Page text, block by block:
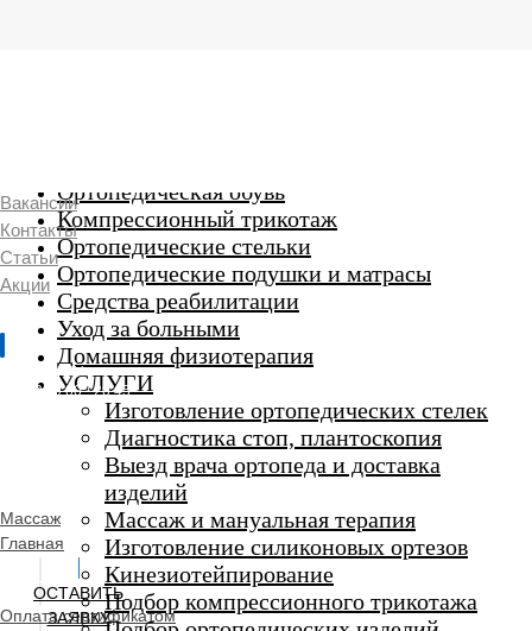
г. Люберцы
Пн-Вс 9:00 - 20:45
салон
Ортопедическая обувь
Компрессионный трикотаж
Ортопедические стельки
Ортопедические подушки и матрасы
Средства реабилитации
Уход за больными
Домашняя физиотерапия
УСЛУГИ
Изготовление ортопедических стелек
Диагностика стоп, плантоскопия
Выезд врача ортопеда и доставка
изделий
Массаж и мануальная терапия
Изготовление силиконовых ортезов
Кинезиотейпирование
Подбор компрессионного трикотажа
Вакансии
Контакты
Статьи
Акции
Массаж
Главная
ОСТАВИТЬ
ЗАЯВКУ
Оплата сертификатом